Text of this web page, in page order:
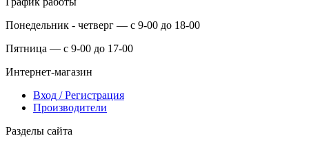
Понедельник - четверг — с 9-00 до 18-00
Пятница — с 9-00 до 17-00
Интернет-магазин
Вход / Регистрация
Производители
Разделы сайта